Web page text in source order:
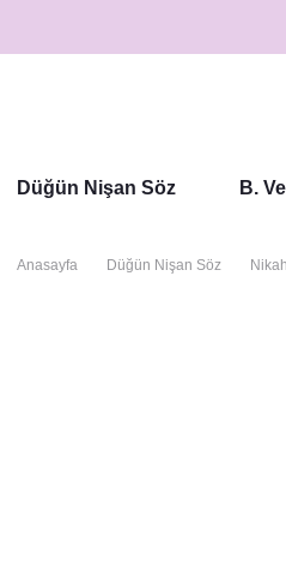
Düğün Nişan Söz B.
Anasayfa Düğün Nişan Söz